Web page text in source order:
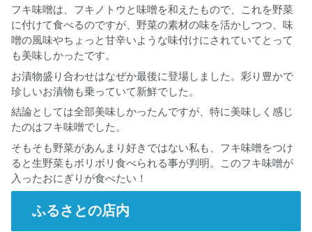
フキ味噌は、フキノトウと味噌を和えたもので、これを野菜
に付けて食べるのですが、野菜の素材の味を活かしつつ、味
噌の風味やちょっと甘辛いような味付けにされていてとって
も美味しかったです。
お漬物盛り合わせはなぜか最後に登場しました。彩り豊かで
珍しいお漬物も乗っていて新鮮でした。
結論としては全部美味しかったんですが、特に美味しく感じ
たのはフキ味噌でした。
そもそも野菜があんまり好きではない私も、フキ味噌をつけ
ると生野菜もボリボリ食べられる事が判明。このフキ味噌が
入ったおにぎりが食べたい！
ふるさとの店内